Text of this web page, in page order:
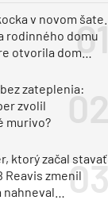
v novom šate.
rodinného domu
otvorila dom
zateplenia:
zvolil
murivo?
ktorý začal stavať
Reavis zmenil
nahneval